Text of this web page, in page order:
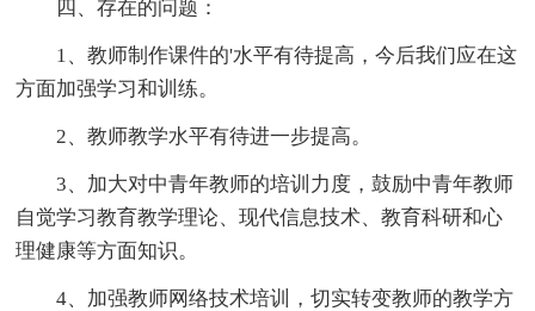
四、存在的问题：
1、教师制作课件的'水平有待提高，今后我们应在这
方面加强学习和训练。
2、教师教学水平有待进一步提高。
3、加大对中青年教师的培训力度，鼓励中青年教师
自觉学习教育教学理论、现代信息技术、教育科研和心
理健康等方面知识。
4、加强教师网络技术培训，切实转变教师的教学方